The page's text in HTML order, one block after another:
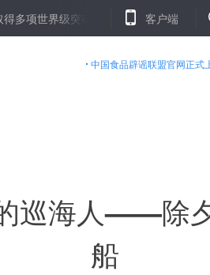
级突破 从追高产到求优质——春耕大
客户端
中国食品辟谣联盟官网正式
巡海人——除
船